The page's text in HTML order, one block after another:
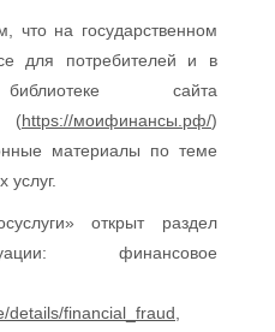
что на государственном
для потребителей и в
сайта
(https://моифинансы.рф/)
материалы по теме
услуг.
открыт раздел
финансовое
details/financial_fraud